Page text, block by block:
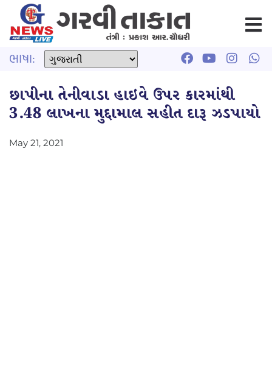
ભાષા:
છાપીના તેનીવાડા હાઇવે ઉપર કારમાંથી
3.48 લાખના મુદ્દામાલ સહીત દારૂ ઝડપાયો
May 21, 2021